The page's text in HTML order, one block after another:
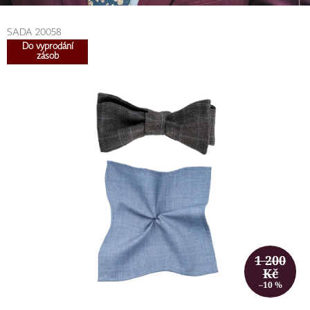
SADA 20058
Do vyprodání
zásob
1 200
Kč
–10 %